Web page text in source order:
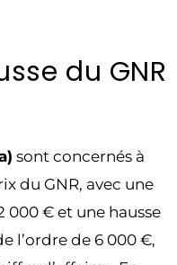
du GNR
sont concernés à
du GNR, avec une
000 € et une hausse
l’ordre de 6 000 €,